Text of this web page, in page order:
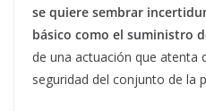
se quiere sembrar
básico como el suministro
de una actuación que atenta
seguridad del conjunto de la